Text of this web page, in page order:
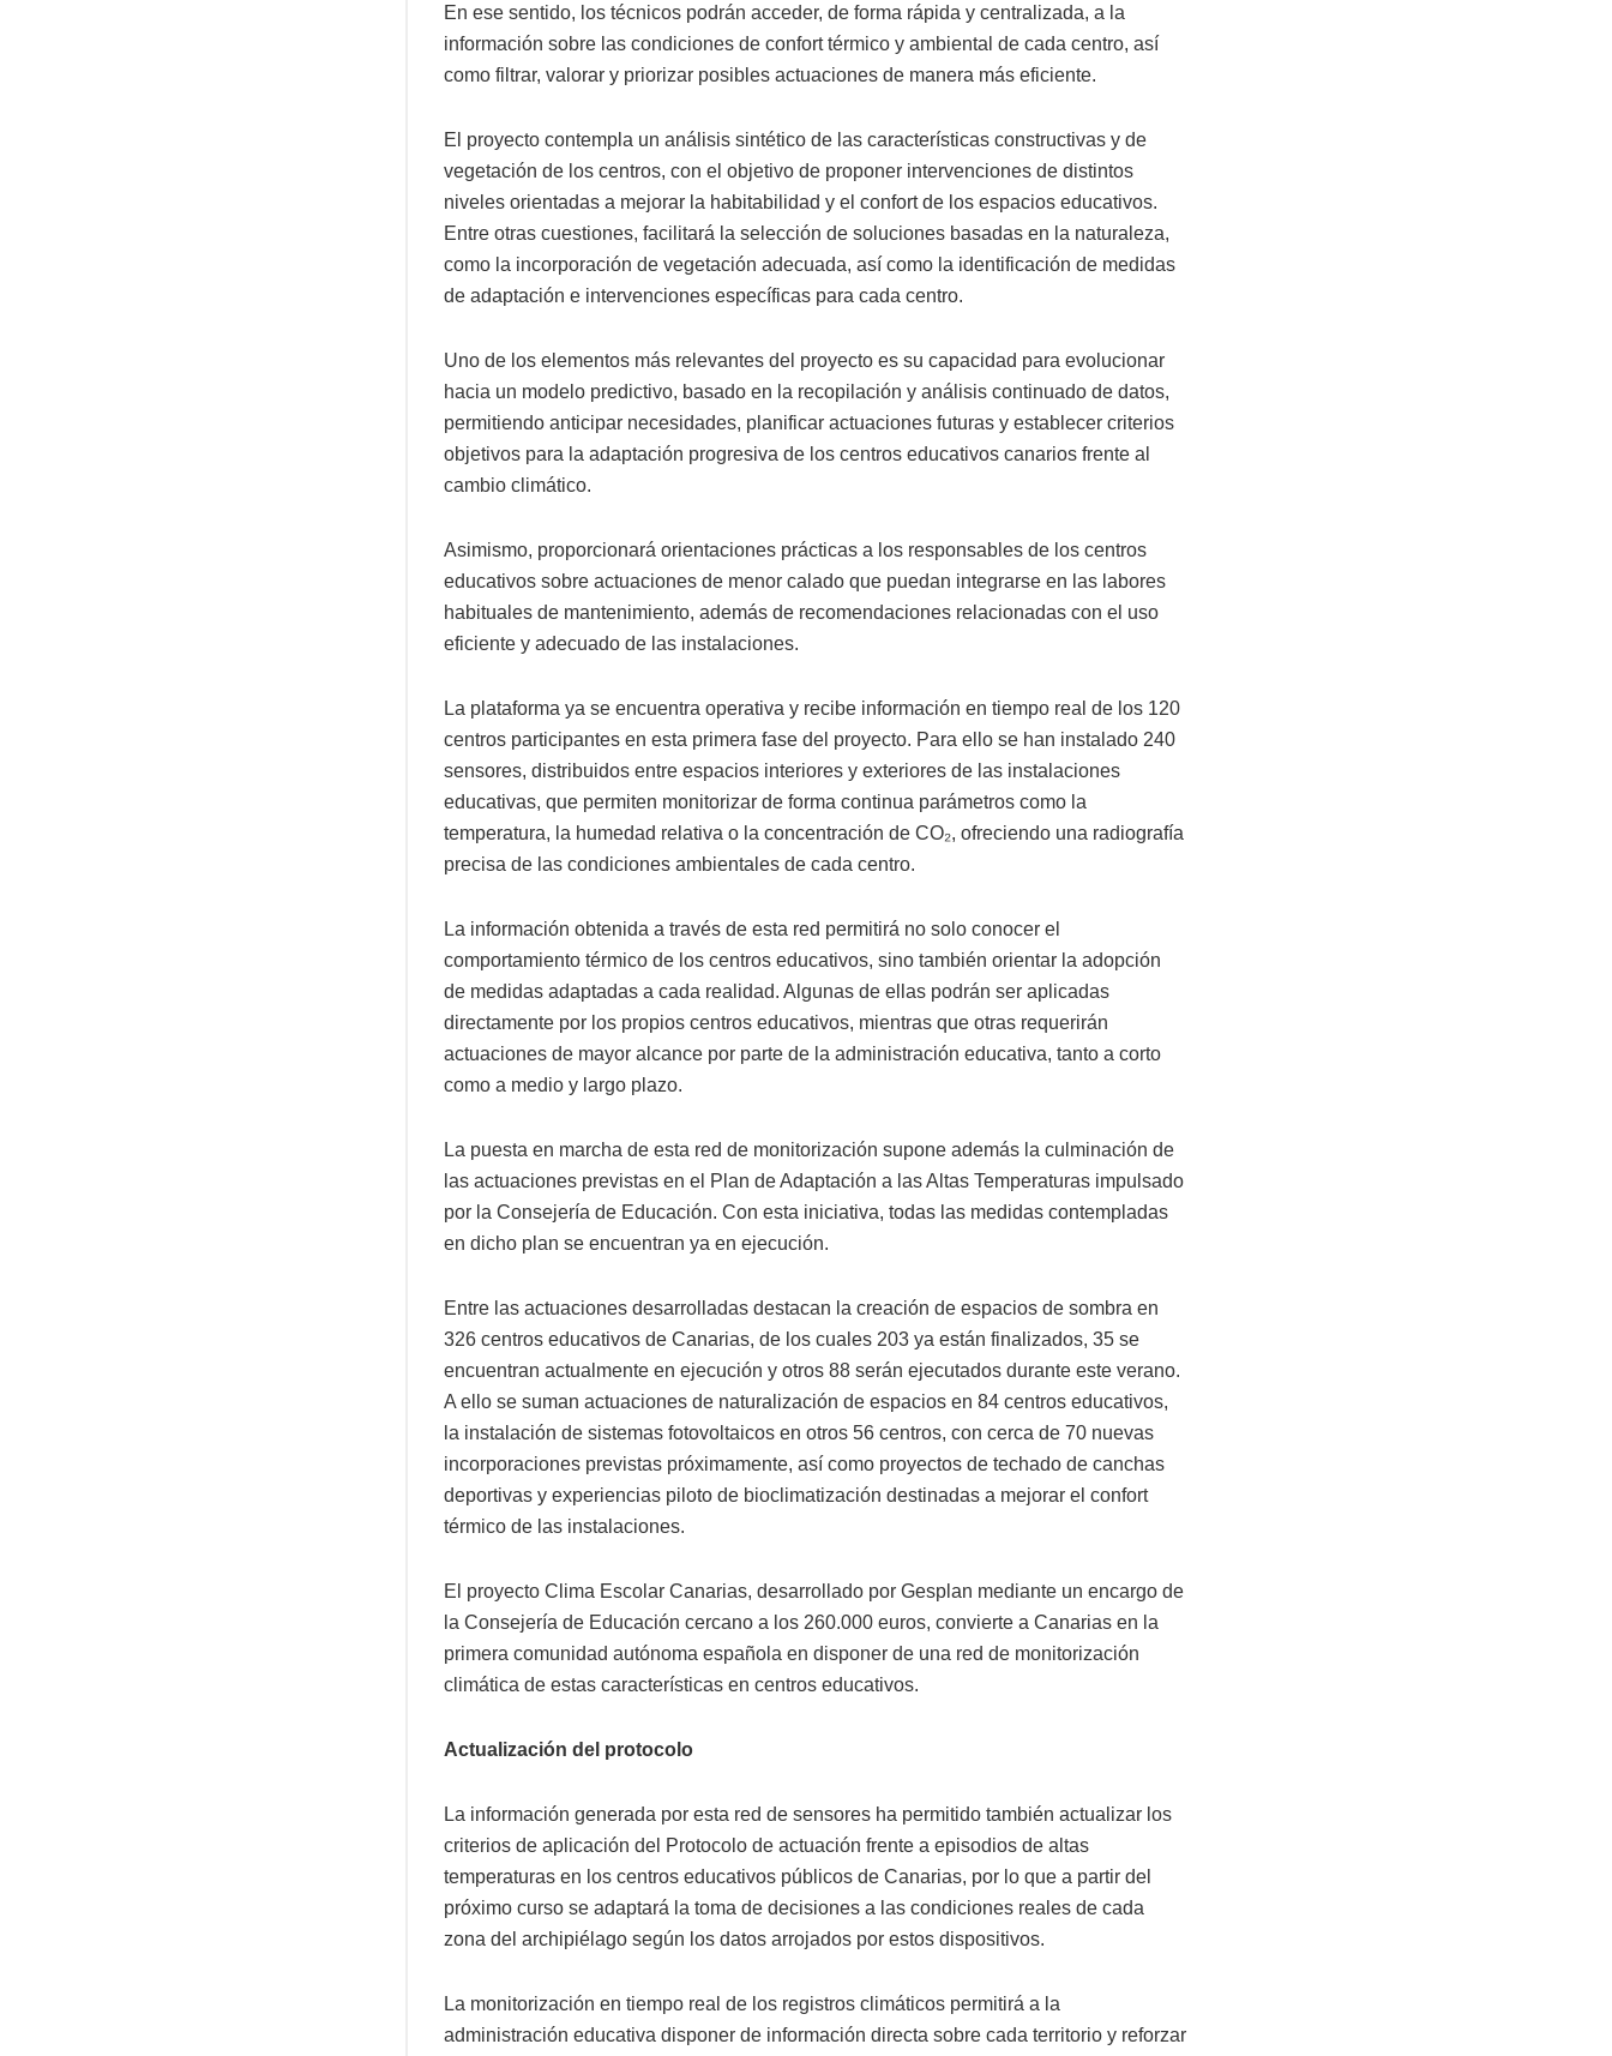
En ese sentido, los técnicos podrán acceder, de forma rápida y centralizada, a la
información sobre las condiciones de confort térmico y ambiental de cada centro, así
como filtrar, valorar y priorizar posibles actuaciones de manera más eficiente.
El proyecto contempla un análisis sintético de las características constructivas y de
vegetación de los centros, con el objetivo de proponer intervenciones de distintos
niveles orientadas a mejorar la habitabilidad y el confort de los espacios educativos.
Entre otras cuestiones, facilitará la selección de soluciones basadas en la naturaleza,
como la incorporación de vegetación adecuada, así como la identificación de medidas
de adaptación e intervenciones específicas para cada centro.
Uno de los elementos más relevantes del proyecto es su capacidad para evolucionar
hacia un modelo predictivo, basado en la recopilación y análisis continuado de datos,
permitiendo anticipar necesidades, planificar actuaciones futuras y establecer criterios
objetivos para la adaptación progresiva de los centros educativos canarios frente al
cambio climático.
Asimismo, proporcionará orientaciones prácticas a los responsables de los centros
educativos sobre actuaciones de menor calado que puedan integrarse en las labores
habituales de mantenimiento, además de recomendaciones relacionadas con el uso
eficiente y adecuado de las instalaciones.
La plataforma ya se encuentra operativa y recibe información en tiempo real de los 120
centros participantes en esta primera fase del proyecto. Para ello se han instalado 240
sensores, distribuidos entre espacios interiores y exteriores de las instalaciones
educativas, que permiten monitorizar de forma continua parámetros como la
temperatura, la humedad relativa o la concentración de CO₂, ofreciendo una radiografía
precisa de las condiciones ambientales de cada centro.
La información obtenida a través de esta red permitirá no solo conocer el
comportamiento térmico de los centros educativos, sino también orientar la adopción
de medidas adaptadas a cada realidad. Algunas de ellas podrán ser aplicadas
directamente por los propios centros educativos, mientras que otras requerirán
actuaciones de mayor alcance por parte de la administración educativa, tanto a corto
como a medio y largo plazo.
La puesta en marcha de esta red de monitorización supone además la culminación de
las actuaciones previstas en el Plan de Adaptación a las Altas Temperaturas impulsado
por la Consejería de Educación. Con esta iniciativa, todas las medidas contempladas
en dicho plan se encuentran ya en ejecución.
Entre las actuaciones desarrolladas destacan la creación de espacios de sombra en
326 centros educativos de Canarias, de los cuales 203 ya están finalizados, 35 se
encuentran actualmente en ejecución y otros 88 serán ejecutados durante este verano.
A ello se suman actuaciones de naturalización de espacios en 84 centros educativos,
la instalación de sistemas fotovoltaicos en otros 56 centros, con cerca de 70 nuevas
incorporaciones previstas próximamente, así como proyectos de techado de canchas
deportivas y experiencias piloto de bioclimatización destinadas a mejorar el confort
térmico de las instalaciones.
El proyecto Clima Escolar Canarias, desarrollado por Gesplan mediante un encargo de
la Consejería de Educación cercano a los 260.000 euros, convierte a Canarias en la
primera comunidad autónoma española en disponer de una red de monitorización
climática de estas características en centros educativos.
Actualización del protocolo
La información generada por esta red de sensores ha permitido también actualizar los
criterios de aplicación del Protocolo de actuación frente a episodios de altas
temperaturas en los centros educativos públicos de Canarias, por lo que a partir del
próximo curso se adaptará la toma de decisiones a las condiciones reales de cada
zona del archipiélago según los datos arrojados por estos dispositivos.
La monitorización en tiempo real de los registros climáticos permitirá a la
administración educativa disponer de información directa sobre cada territorio y reforzar